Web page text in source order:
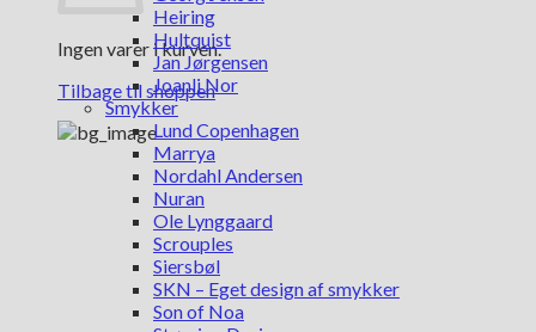
Ingen varer i kurven.
Tilbage til shoppen
Heiring
Hultquist
Jan Jørgensen
Joanli Nor
Smykker
Lund Copenhagen
Marrya
Nordahl Andersen
Nuran
Ole Lynggaard
Scrouples
Siersbøl
SKN – Eget design af smykker
Son of Noa